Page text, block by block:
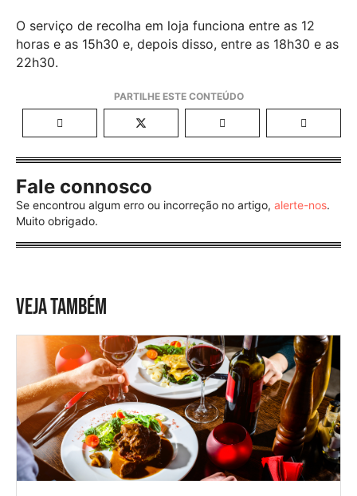
O serviço de recolha em loja funciona entre as 12
horas e as 15h30 e, depois disso, entre as 18h30 e as
22h30.
Fale connosco
Se encontrou algum erro ou incorreção no artigo, alerte-nos.
Muito obrigado.
VEJA TAMBÉM